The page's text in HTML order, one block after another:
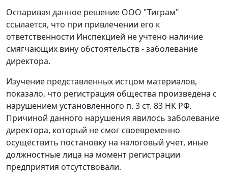
Оспаривая данное решение ООО "Тиграм"
ссылается, что при привлечении его к
ответственности Инспекцией не учтено наличие
смягчающих вину обстоятельств - заболевание
директора.
Изучение представленных истцом материалов,
показало, что регистрация общества произведена с
нарушением установленного п. 3 ст. 83 НК РФ.
Причиной данного нарушения явилось заболевание
директора, который не смог своевременно
осуществить постановку на налоговый учет, иные
должностные лица на момент регистрации
предприятия отсутствовали.